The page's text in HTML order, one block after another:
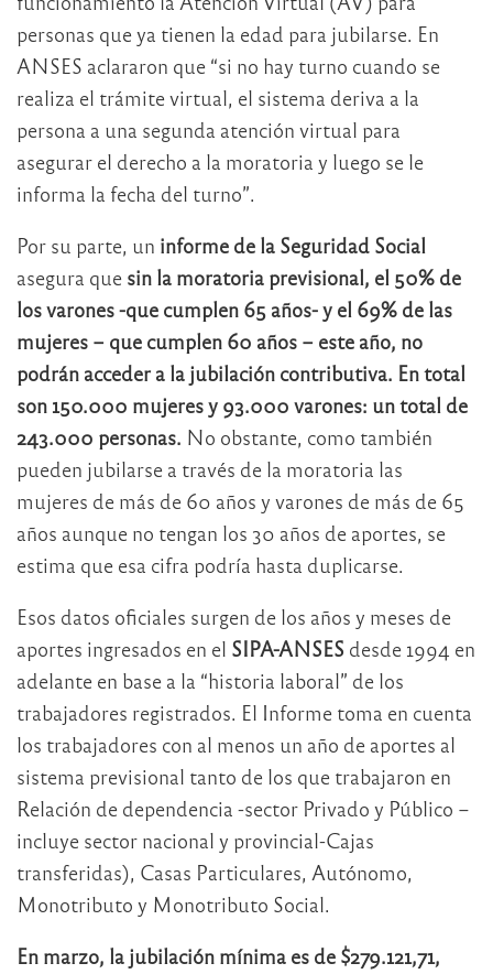
personas que ya tienen la edad para jubilarse. En
ANSES aclararon que “si no hay turno cuando se
realiza el trámite virtual, el sistema deriva a la
persona a una segunda atención virtual para
asegurar el derecho a la moratoria y luego se le
informa la fecha del turno”.
Por su parte, un informe de la Seguridad Social
asegura que sin la moratoria previsional, el 50% de
los varones -que cumplen 65 años- y el 69% de las
mujeres – que cumplen 60 años – este año, no
podrán acceder a la jubilación contributiva. En total
son 150.000 mujeres y 93.000 varones: un total de
243.000 personas. No obstante, como también
pueden jubilarse a través de la moratoria las
mujeres de más de 60 años y varones de más de 65
años aunque no tengan los 30 años de aportes, se
estima que esa cifra podría hasta duplicarse.
Esos datos oficiales surgen de los años y meses de
aportes ingresados en el SIPA-ANSES desde 1994 en
adelante en base a la “historia laboral” de los
trabajadores registrados. El Informe toma en cuenta
los trabajadores con al menos un año de aportes al
sistema previsional tanto de los que trabajaron en
Relación de dependencia -sector Privado y Público –
incluye sector nacional y provincial-Cajas
transferidas), Casas Particulares, Autónomo,
Monotributo y Monotributo Social.
En marzo, la jubilación mínima es de $279.121,71,